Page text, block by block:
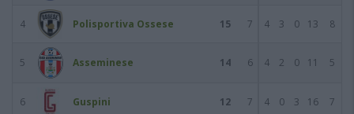
4 Polisportiva Ossese 15 7 4 3 0 13 8
5 Asseminese 14 6 4 2 0 11 5
6 Guspini 12 7 4 0 3 16 7